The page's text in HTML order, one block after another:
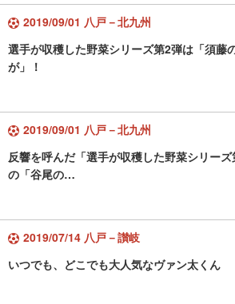
2019/09/01 八戸－北九州
選手が収穫した野菜シリーズ第2弾は「須藤
が」！
2019/09/01 八戸－北九州
反響を呼んだ「選手が収穫した野菜シリーズ
の「谷尾の…
2019/07/14 八戸－讃岐
いつでも、どこでも大人気なヴァン太くん